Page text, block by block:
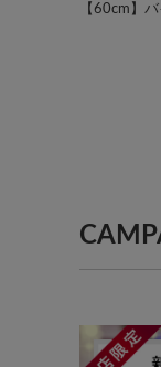
【60cm】